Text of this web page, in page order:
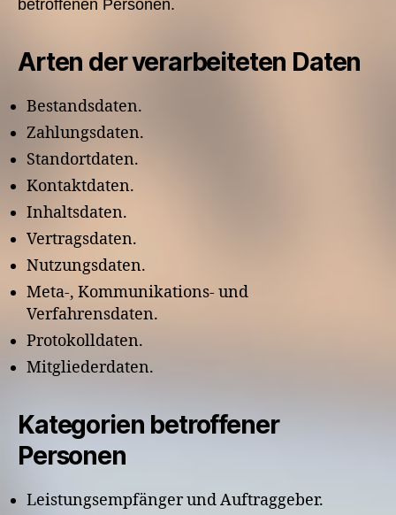
betroffenen Personen.
Arten der verarbeiteten Daten
Bestandsdaten.
Zahlungsdaten.
Standortdaten.
Kontaktdaten.
Inhaltsdaten.
Vertragsdaten.
Nutzungsdaten.
Meta-, Kommunikations- und
Verfahrensdaten.
Protokolldaten.
Mitgliederdaten.
Kategorien betroffener
Personen
Leistungsempfänger und Auftraggeber.